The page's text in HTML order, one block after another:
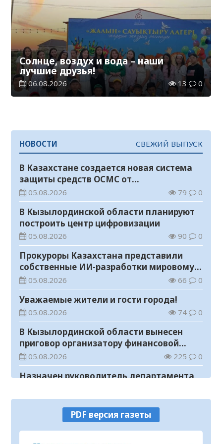
Солнце, воздух и вода – наши
лучшие друзья!
06.08.2026 13 0
НОВОСТИ СВЕЖИЙ ВЫПУСК
В Казахстане создается новая система
защиты средств ОСМС от
необоснованных выплат
05.08.2026 79 0
В Кызылординской области планируют
построить центр цифровизации
05.08.2026 90 0
Прокуроры Казахстана представили
собственные ИИ-разработки мировому
эксперту Кай-Фу Ли
05.08.2026 66 0
Уважаемые жители и гости города!
05.08.2026 74 0
В Кызылординской области вынесен
приговор организатору финансовой
пирамиды
05.08.2026 225 0
Назначен руководитель департамента
специальным учетам по
Кызылординской области
05.08.2026 89 0
В Кызылординской области
продолжается борьба с финансовыми
PDF версия газеты